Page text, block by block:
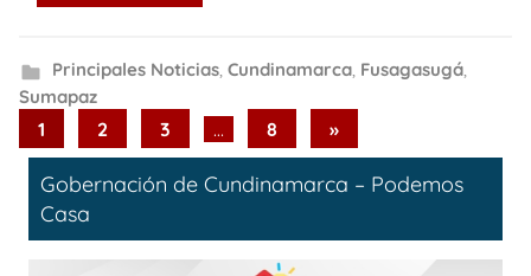
Principales Noticias, Cundinamarca, Fusagasugá,
Sumapaz
Paginación
de
entradas
1 2 3 … 8
Next
Posts
»
Gobernación de Cundinamarca – Podemos
Casa